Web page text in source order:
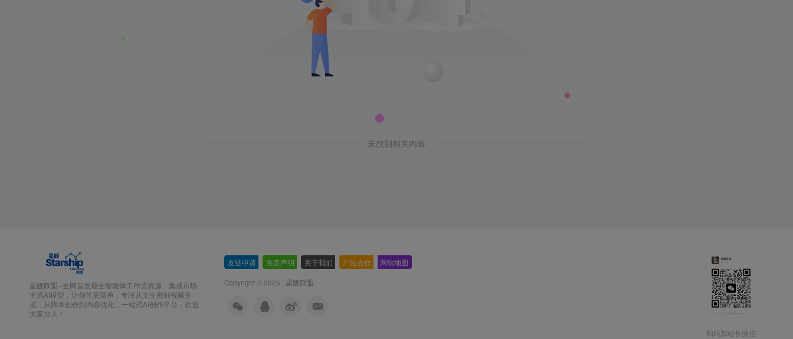
未找到相关内容
星舰联盟--全网首发最全智能体工作流资源、集成市场
主流AI模型，让创作更简单，专注从文生图到视频生
成，从脚本创作到内容优化，一站式AI创作平台，欢迎
大家加入！
友链申请 免责声明 关于我们 广告合作 网站地图
Copyright © 2025 · 星舰联盟
扫码加站长微信